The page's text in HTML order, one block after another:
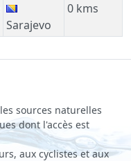
Sarajevo
0 kms
sources naturelles
dont l'accès est
aux cyclistes et aux